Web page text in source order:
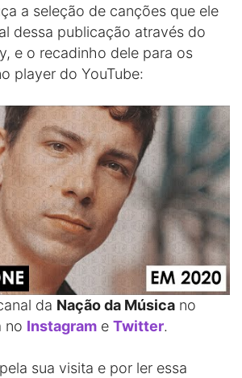
a seleção de canções que ele
dessa publicação através do
e o recadinho dele para os
player do YouTube:
da Nação da Música no
no Instagram e Twitter.
sua visita e por ler essa